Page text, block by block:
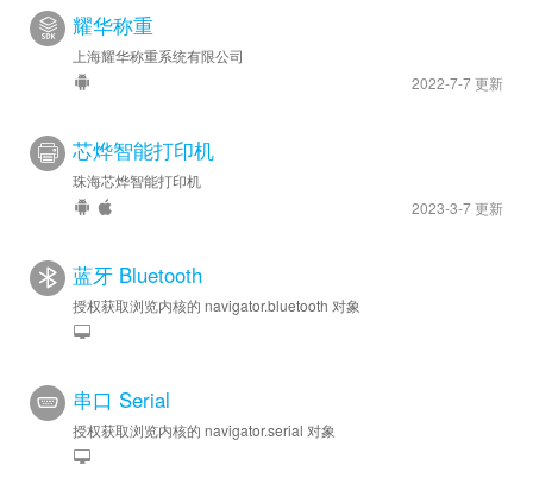
耀华称重
上海耀华称重系统有限公司
2022-7-7 更新
芯烨智能打印机
珠海芯烨智能打印机
2023-3-7 更新
蓝牙 Bluetooth
授权获取浏览内核的 navigator.bluetooth 对象
串口 Serial
授权获取浏览内核的 navigator.serial 对象